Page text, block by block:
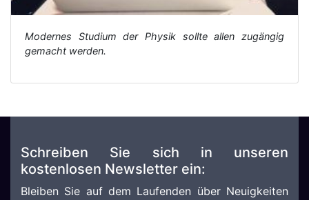
Modernes Studium der Physik sollte allen zugängig
gemacht werden.
Schreiben Sie sich in unseren
kostenlosen Newsletter ein:
Bleiben Sie auf dem Laufenden über Neuigkeiten